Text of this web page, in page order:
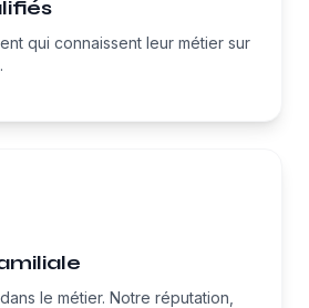
qui connaissent leur métier sur
le métier. Notre réputation,